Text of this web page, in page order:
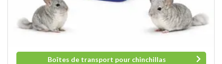
Boîtes de transport pour chinchillas